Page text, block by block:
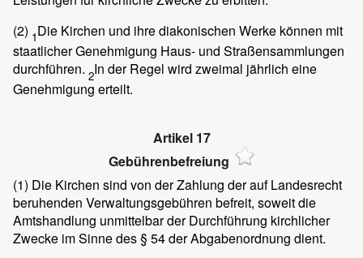
(2) 1Die Kirchen und ihre diakonischen Werke können mit
staatlicher Genehmigung Haus- und Straßensammlungen
durchführen. 2In der Regel wird zweimal jährlich eine
Genehmigung erteilt.
Artikel 17
Gebührenbefreiung
(1) Die Kirchen sind von der Zahlung der auf Landesrecht
beruhenden Verwaltungsgebühren befreit, soweit die
Amtshandlung unmittelbar der Durchführung kirchlicher
Zwecke im Sinne des § 54 der Abgabenordnung dient.